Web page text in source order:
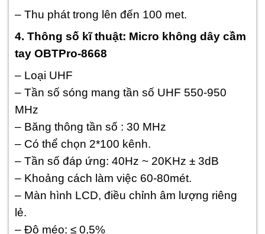
– Thu phát trong lên đến 100 met.
4. Thông số kĩ thuật: Micro không dây cầm
tay OBTPro-8668
– Loại UHF
– Tần số sóng mang tần số UHF 550-950
MHz
– Băng thông tần số : 30 MHz
– Có thể chọn 2*100 kênh.
– Tần số đáp ứng: 40Hz ~ 20KHz ± 3dB
– Khoảng cách làm việc 60-80mét.
– Màn hình LCD, điều chỉnh âm lượng riêng
lẻ.
– Độ méo: ≤ 0,5%